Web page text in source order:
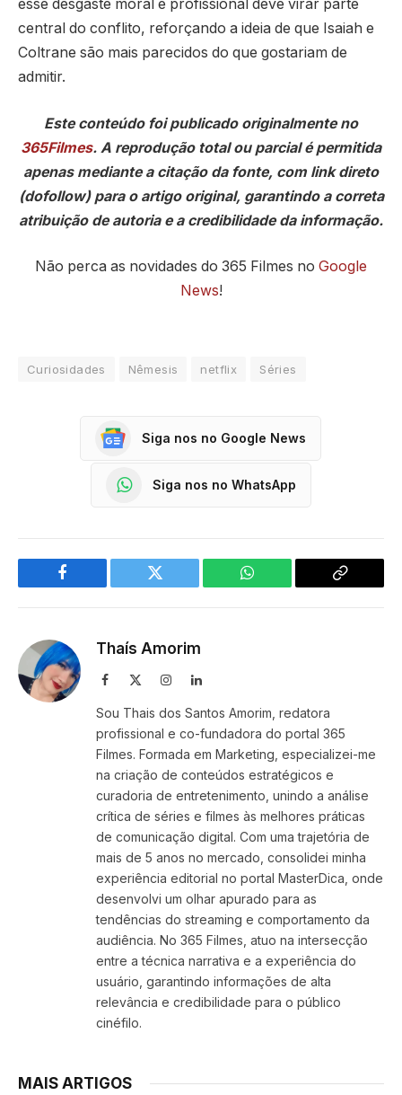
esse desgaste moral e profissional deve virar parte
central do conflito, reforçando a ideia de que Isaiah e
Coltrane são mais parecidos do que gostariam de
admitir.
Este conteúdo foi publicado originalmente no
365Filmes. A reprodução total ou parcial é permitida
apenas mediante a citação da fonte, com link direto
(dofollow) para o artigo original, garantindo a correta
atribuição de autoria e a credibilidade da informação.
Não perca as novidades do 365 Filmes no Google
News!
Curiosidades Nêmesis netflix Séries
Siga nos no Google News
Siga nos no WhatsApp
Facebook Twitter WhatsApp
Copy
Thaís Amorim
Facebook InstagramLinkedIn
Sou Thais dos Santos Amorim, redatora
profissional e co-fundadora do portal 365
Filmes. Formada em Marketing, especializei-me
na criação de conteúdos estratégicos e
curadoria de entretenimento, unindo a análise
crítica de séries e filmes às melhores práticas
de comunicação digital. Com uma trajetória de
mais de 5 anos no mercado, consolidei minha
experiência editorial no portal MasterDica, onde
desenvolvi um olhar apurado para as
tendências do streaming e comportamento da
audiência. No 365 Filmes, atuo na intersecção
entre a técnica narrativa e a experiência do
usuário, garantindo informações de alta
relevância e credibilidade para o público
cinéfilo.
MAIS ARTIGOS